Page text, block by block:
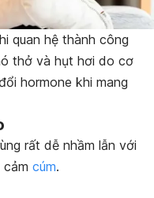
quan hệ thành công
thở và hụt hơi do cơ
hormone khi mang
rất dễ nhầm lẫn với
cảm cúm.